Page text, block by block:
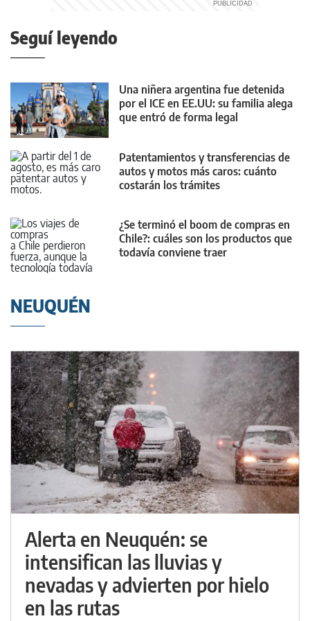
Seguí leyendo
Una niñera argentina fue detenida
por el ICE en EE.UU: su familia alega
que entró de forma legal
Patentamientos y transferencias de
autos y motos más caros: cuánto
costarán los trámites
¿Se terminó el boom de compras en
Chile?: cuáles son los productos que
todavía conviene traer
NEUQUÉN
Alerta en Neuquén: se
intensifican las lluvias y
nevadas y advierten por hielo
en las rutas